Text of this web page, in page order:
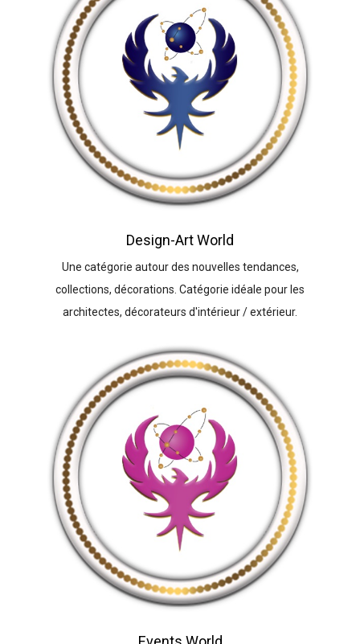
Design-Art World
Une catégorie autour des nouvelles tendances,
collections, décorations. Catégorie idéale pour les
architectes, décorateurs d'intérieur / extérieur.